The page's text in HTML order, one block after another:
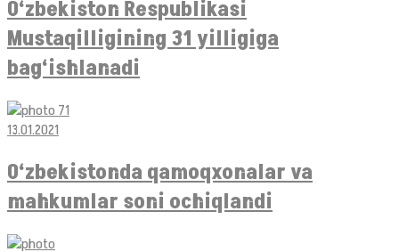
O‘zbekiston Respublikasi
Mustaqilligining 31 yilligiga
bag‘ishlanadi
13.01.2021
O‘zbekistonda qamoqxonalar va
mahkumlar soni ochiqlandi